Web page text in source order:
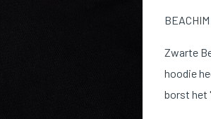
Zwarte
hoodie
borst het